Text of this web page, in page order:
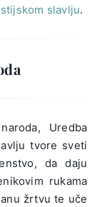
slavlju.
Uredba
tvore sveti
da daju
rukama
žrtvu te uče